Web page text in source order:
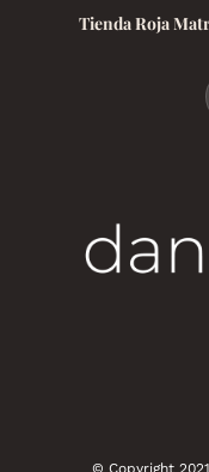
Tienda Roja
© Copyright